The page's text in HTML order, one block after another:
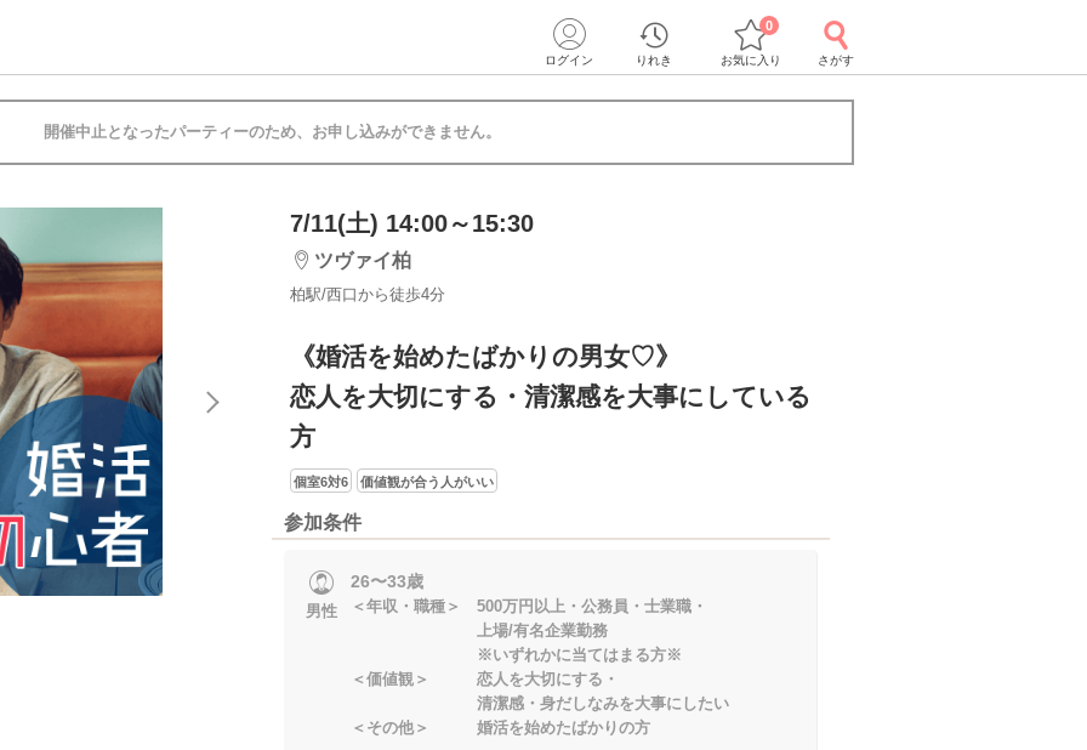
ログイン りれき お気に入り
0
さがす
開催中止となったパーティーのため、お申し込みができません。
7/11(土) 14:00～15:30
ツヴァイ柏
柏駅/西口から徒歩4分
《婚活を始めたばかりの男女♡》
恋人を大切にする・清潔感を大事にしている
方
個室6対6 価値観が合う人がいい
参加条件
男性
26〜33歳
＜年収・職種＞ 500万円以上・公務員・士業職・
上場/有名企業勤務
※いずれかに当てはまる方※
＜価値観＞ 恋人を大切にする・
清潔感・身だしなみを大事にしたい
＜その他＞ 婚活を始めたばかりの方